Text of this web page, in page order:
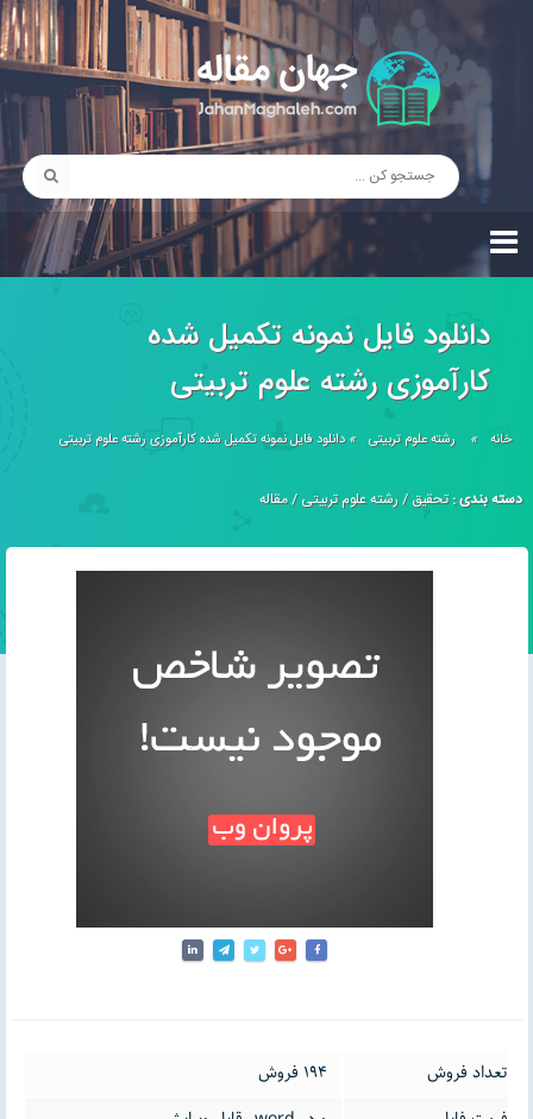
دانلود فایل نمونه تکمیل شده
کارآموزی رشته علوم تربیتی
خانه » رشته علوم تربیتی »دانلود فایل نمونه تکمیل شده کارآموزی رشته علوم تربیتی
دسته بندی :تحقیق/رشته علوم تربیتی/مقاله
تعداد فروش
194 فروش